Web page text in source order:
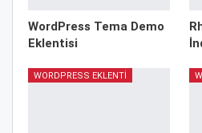
WordPress Tema Demo
Eklentisi
WORDPRESS EKLENTI